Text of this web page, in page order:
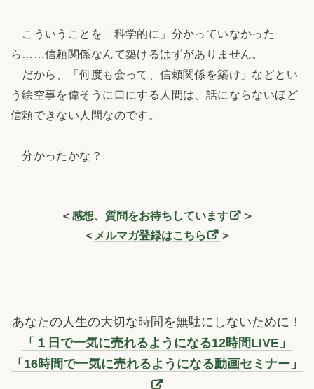
こういうことを「科学的に」分かっていなかった
ら……信頼関係なんて築けるはずがありません。
だから、「何度も会って、信頼関係を築け」などとい
う絵空事を偉そうに口にする人間は、話にならないほど
信頼できない人間なのです。
分かったかな？
＜感想、質問をお待ちしています
＞
＜ メルマガ登録はこちら ＞
あなたの人生の大切な時間を無駄にしないために！
「１日で一気に売れるようになる12時間LIVE」
「16時間で一気に売れるようになる動画セミナー」